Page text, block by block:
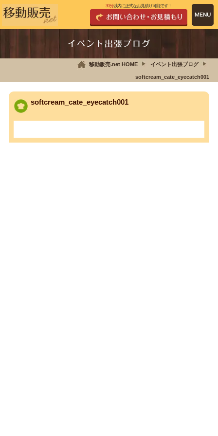
30分以内に正式なお見積り可能です！
イベント出張ブログ
移動販売.net HOME イベント出張ブログ
softcream_cate_eyecatch001
softcream_cate_eyecatch001